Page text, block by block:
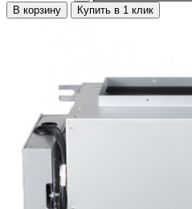
В корзину Купить в 1 клик